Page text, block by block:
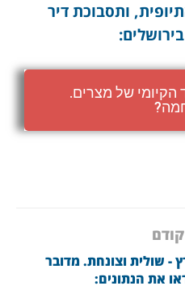
ותסבוכת דיר
הקיומי של מצרים.
- שולית וצונחת. מדובר
את הנתונים: